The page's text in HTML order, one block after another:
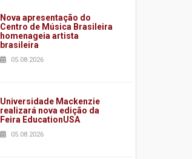
Nova apresentação do
Centro de Música Brasileira
homenageia artista
brasileira
05.08.2026
Universidade Mackenzie
realizará nova edição da
Feira EducationUSA
05.08.2026